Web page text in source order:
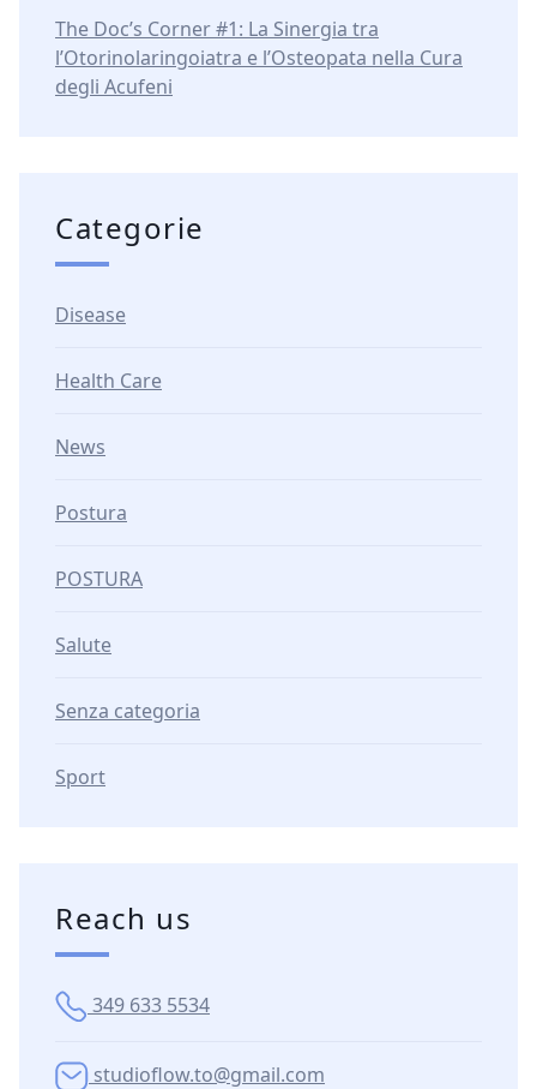
The Doc’s Corner #1: La Sinergia tra
l’Otorinolaringoiatra e l’Osteopata nella Cura
degli Acufeni
Categorie
Disease
Health Care
News
Postura
POSTURA
Salute
Senza categoria
Sport
Reach us
349 633 5534
studioflow.to@gmail.com